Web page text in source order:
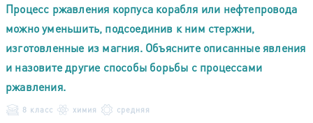
Процесс ржавления корпуса корабля или нефтепровода
можно уменьшить, подсоединив к ним стержни,
изготовленные из магния. Объясните описанные явления
и назовите другие способы борьбы с процессами
ржавления.
8 класс химия средняя